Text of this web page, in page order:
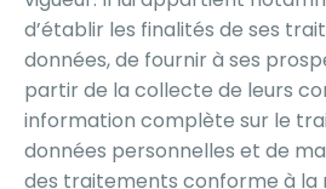
d’établir les finalités de ses
données, de fournir à ses
partir de la collecte de leurs
information complète sur le
données personnelles et de
des traitements conforme à la